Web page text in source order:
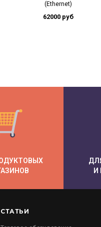
(Ethernet)
62000 руб
И
СТАТЬИ